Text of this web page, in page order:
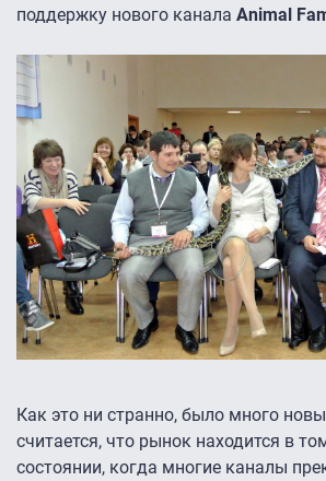
поддержку нового канала Animal
Как это ни странно, было много
считается, что рынок находится в
состоянии, когда многие каналы